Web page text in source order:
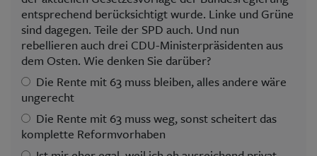
entsprechend berücksichtigt wurde. Linke und Grüne
sind dagegen. Teile der SPD auch. Und nun
rebellieren auch drei CDU-Ministerpräsidenten aus
dem Osten. Wie denken Sie darüber?
Die Rente mit 63 muss bleiben, alles andere wäre
ungerecht
Die Rente mit 63 muss weg, sonst scheitert das
komplette Reformvorhaben